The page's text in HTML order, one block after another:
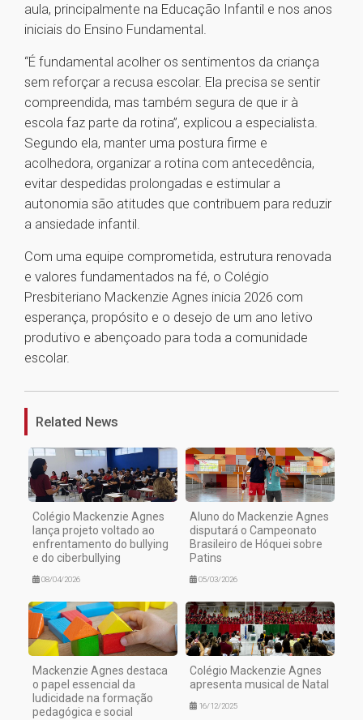
aula, principalmente na Educação Infantil e nos anos
iniciais do Ensino Fundamental.
“É fundamental acolher os sentimentos da criança
sem reforçar a recusa escolar. Ela precisa se sentir
compreendida, mas também segura de que ir à
escola faz parte da rotina”, explicou a especialista.
Segundo ela, manter uma postura firme e
acolhedora, organizar a rotina com antecedência,
evitar despedidas prolongadas e estimular a
autonomia são atitudes que contribuem para reduzir
a ansiedade infantil.
Com uma equipe comprometida, estrutura renovada
e valores fundamentados na fé, o Colégio
Presbiteriano Mackenzie Agnes inicia 2026 com
esperança, propósito e o desejo de um ano letivo
produtivo e abençoado para toda a comunidade
escolar.
Related News
Colégio Mackenzie Agnes
lança projeto voltado ao
enfrentamento do bullying
e do ciberbullying
08/04/2026
Aluno do Mackenzie Agnes
disputará o Campeonato
Brasileiro de Hóquei sobre
Patins
05/03/2026
Mackenzie Agnes destaca
o papel essencial da
ludicidade na formação
pedagógica e social
Colégio Mackenzie Agnes
apresenta musical de Natal
16/12/2025